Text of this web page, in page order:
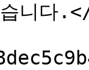
습니